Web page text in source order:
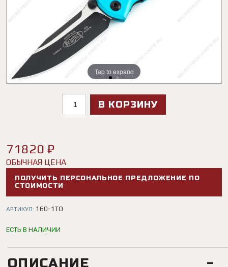
Tap to expand
Tap to expand
В КОРЗИНУ
71820 ₽
ОБЫЧНАЯ ЦЕНА
ПОЛУЧИТЬ ПЕРСОНАЛЬНОЕ ПРЕДЛОЖЕНИЕ ПО
СТОИМОСТИ
АРТИКУЛ: 160-1TQ
ЕСТЬ В НАЛИЧИИ
ОПИСАНИЕ